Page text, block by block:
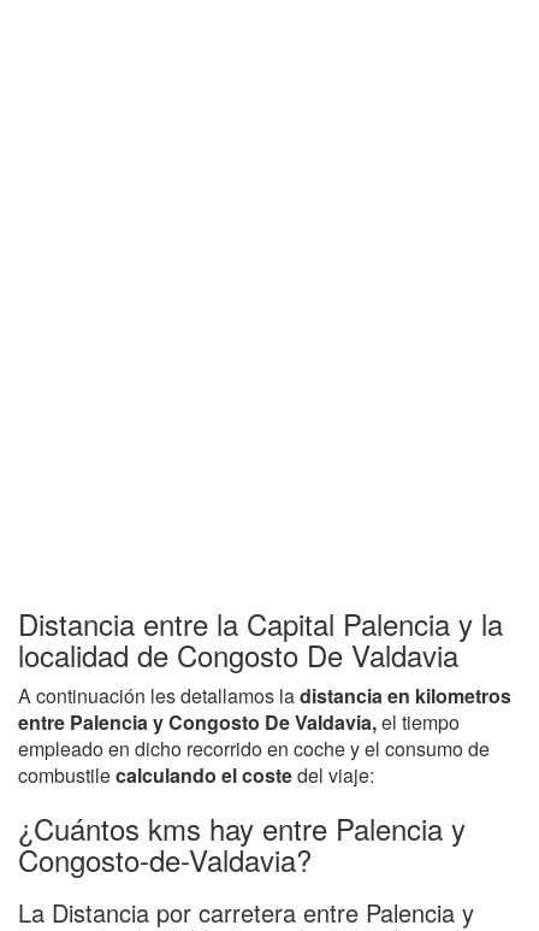
Distancia entre la Capital Palencia y la
localidad de Congosto De Valdavia
A continuación les detallamos ladistancia en kilometros
entre Palencia y Congosto De Valdavia,el tiempo
empleado en dicho recorrido en coche y el consumo de
combustilecalculando el costedel viaje:
¿Cuántos kms hay entre Palencia y
Congosto-de-Valdavia?
La Distancia por carretera entre Palencia y